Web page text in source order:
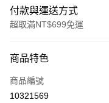
付款與運送方式
超取滿NT$699免運
信用卡一次付款
超商取貨付款
商品特色
商品編號
10321569